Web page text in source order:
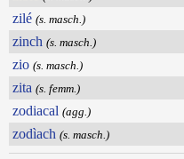
zilé (s. masch.)
zinch (s. masch.)
zio (s. masch.)
zita (s. femm.)
zodiacal (agg.)
zodìach (s. masch.)